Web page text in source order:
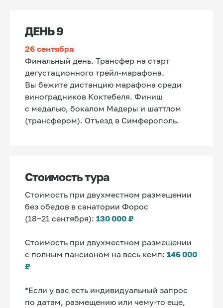
ДЕНЬ 9
26 сентября
Финальный день. Трансфер на старт
дегустационного трейл-марафона.
Вы бежите дистанцию марафона среди
виноградников Коктебеля. Финиш
с медалью, бокалом Мадеры и шаттлом
(трансфером). Отъезд в Симферополь.
Стоимость тура
Стоимость при двухместном размещении
без обедов в санатории Форос
(18−21 сентября): 130 000 ₽
Стоимость при двухместном размещении
с полным пансионом на весь кемп: 146 000
₽
*Если у вас есть индивидуальный запрос
по датам, размещению или чему-то еще,